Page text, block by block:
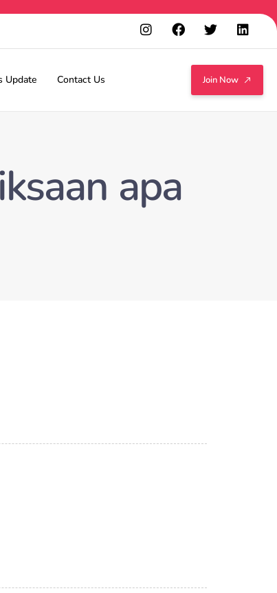
Update Contact Us Join Now
apa